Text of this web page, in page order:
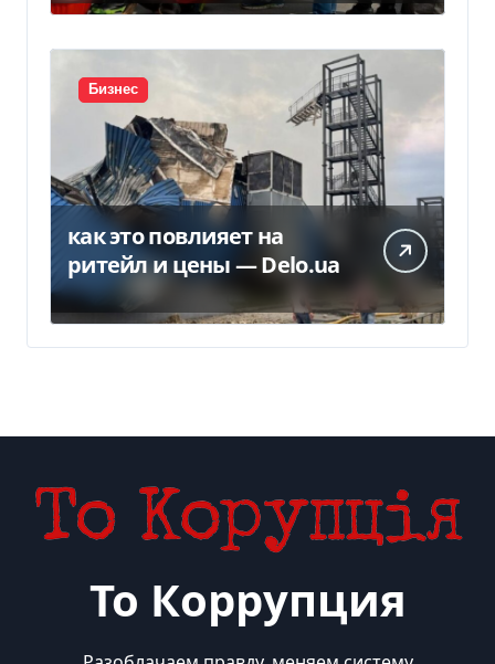
временную защиту в ЕС
Бизнес
как это повлияет на
ритейл и цены — Delo.ua
То Коррупция